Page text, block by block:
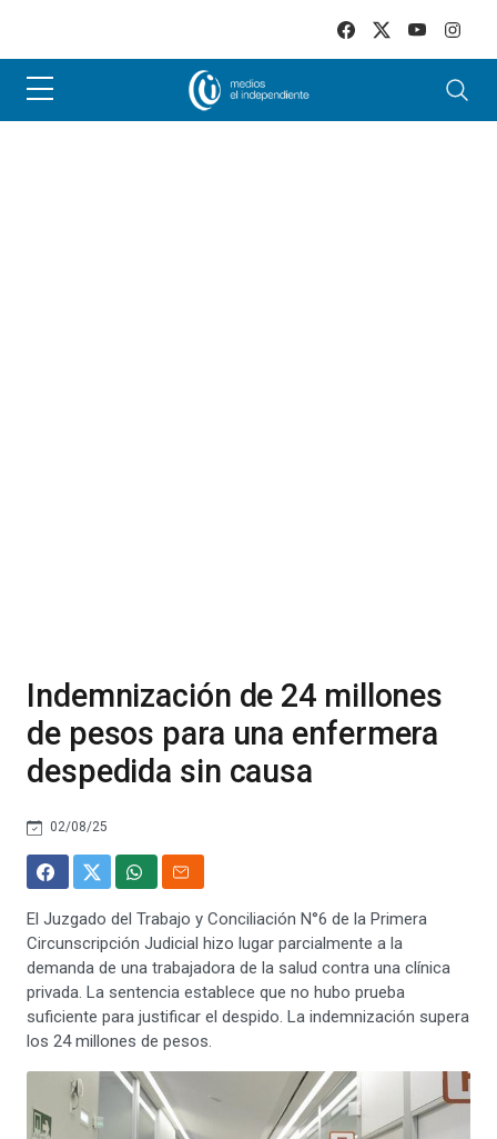
Indemnización de 24 millones
de pesos para una enfermera
despedida sin causa
02/08/25
El Juzgado del Trabajo y Conciliación N°6 de la Primera
Circunscripción Judicial hizo lugar parcialmente a la
demanda de una trabajadora de la salud contra una clínica
privada. La sentencia establece que no hubo prueba
suficiente para justificar el despido. La indemnización supera
los 24 millones de pesos.